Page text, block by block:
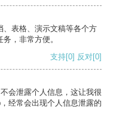
、表格、演示文稿等各个方
，非常方便。
支持[0] 反对[0]
会泄露个人信息，这让我很
经常会出现个人信息泄露的